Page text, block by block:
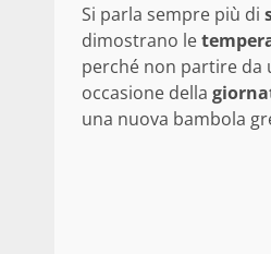
Si parla sempre più di
dimostrano le
perché non partire da
occasione della
una nuova bambola